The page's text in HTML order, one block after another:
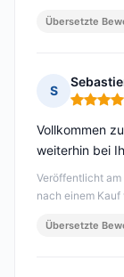
Übersetzte
S
Hinweis:
Veröffentlicht
nach einem
Vollkommen
weiterhin bei
Übersetzte